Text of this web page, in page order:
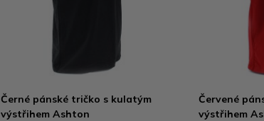
Černé pánské tričko s kulatým
výstřihem Ashton
Červené
výstřihem